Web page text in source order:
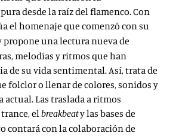
desde la raíz del flamenco. Con
el homenaje que comenzó con su
propone una lectura nueva de
melodías y ritmos que han
de su vida sentimental. Así, trata de
folclor o llenar de colores, sonidos y
actual. Las traslada a ritmos
elbreakbeaty las bases de
contará con la colaboración de